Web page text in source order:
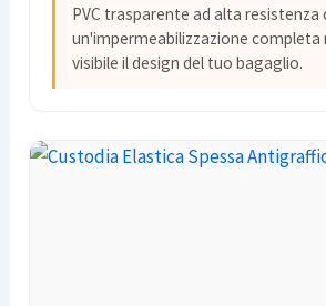
PVC trasparente ad alta resistenza
un'impermeabilizzazione
visibile il design del tuo bagaglio.